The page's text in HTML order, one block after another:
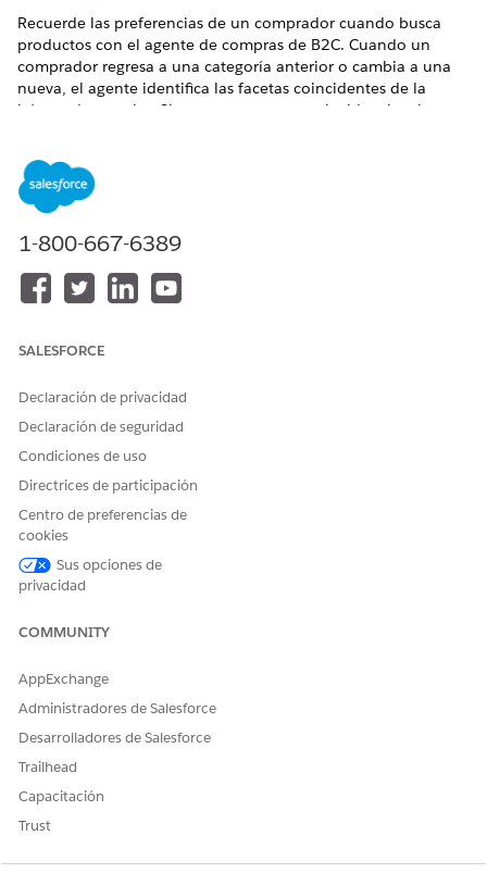
Recuerde las preferencias de un comprador cuando busca
productos con el agente de compras de B2C. Cuando un
comprador regresa a una categoría anterior o cambia a una
nueva, el agente identifica las facetas coincidentes de la
búsqueda anterior. Si se encuentra una coincidencia, el
nuevos resultados.
Para habilitar esta característica, comuníquese con su
ejecutivo de cuentas de Salesforce. Una vez habilitada la
función, siga estos pasos.
En su organización de Salesforce, en la parte superior de
Agentes de Agentforce
Abrir en Builder.
En la pestaña Subagentes, seleccione
búsqueda de productos de B2C Commerce
hacia abajo, haga clic en
estas instrucciones.
Construya el convContext a partir de las
Guarde los cambios.
y, a continuación, active el agente actualizado.
CONSULTE TAMBIÉN:
Mantenga el contexto conversacional cuando los
compradores cambien de categoría de producto
1-800-667-6389
SALESFORCE
Declaración de privacidad
Declaración de seguridad
Condiciones de uso
Directrices de participación
Centro de preferencias de
cookies
Sus opciones de
privacidad
COMMUNITY
AppExchange
Administradores de Salesforce
Desarrolladores de Salesforce
Trailhead
Capacitación
Trust